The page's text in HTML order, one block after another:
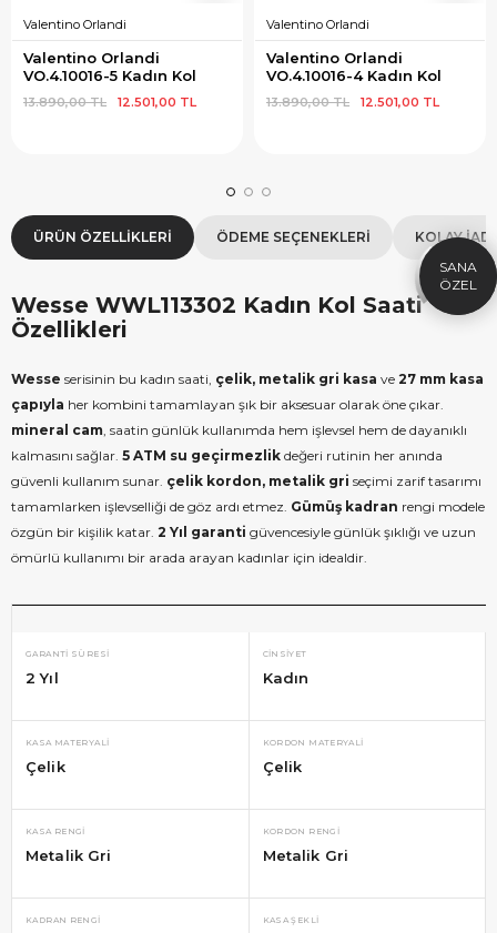
Valentino Orlandi
Valentino Orlandi
VO.4.10016-5 Kadın Kol
12.501,00 TL
13.890,00 TL
Valentino Orlandi
Valentino Orlandi
VO.4.10016-4 Kadın Kol
12.501,00 TL
13.890,00 TL
ÜRÜN ÖZELLIKLERI ÖDEME SEÇENEKLERI KOLAY
Wesse WWL113302 Kadın Kol Saati
Özellikleri
Wesse serisinin bu kadın saati, çelik, metalik gri kasa ve 27 mm kasa
çapıyla her kombini tamamlayan şık bir aksesuar olarak öne çıkar.
mineral cam , saatin günlük kullanımda hem işlevsel hem de dayanıklı
kalmasını sağlar. 5 ATM su geçirmezlik değeri rutinin her anında
güvenli kullanım sunar. çelik kordon, metalik gri seçimi zarif tasarımı
tamamlarken işlevselliği de göz ardı etmez. Gümüş kadran rengi modele
özgün bir kişilik katar. 2 Yıl garanti güvencesiyle günlük şıklığı ve uzun
ömürlü kullanımı bir arada arayan kadınlar için idealdir.
GARANTI SÜRESI
2 Yıl
CINSIYET
Kadın
KASA MATERYALI
Çelik
KORDON MATERYALI
Çelik
KASA RENGI
Metalik Gri
KORDON RENGI
Metalik Gri
KADRAN RENGI KASA ŞEKLI
HEDIYE
ÇEKI
9.999 TL üzeri alışverişe özel
KOPYALA